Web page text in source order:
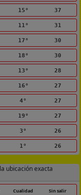
15° 37
11° 31
17° 30
18° 30
13° 28
16° 27
4° 27
19° 27
3° 26
1° 26
ubicación exacta
Cualidad Sin salir